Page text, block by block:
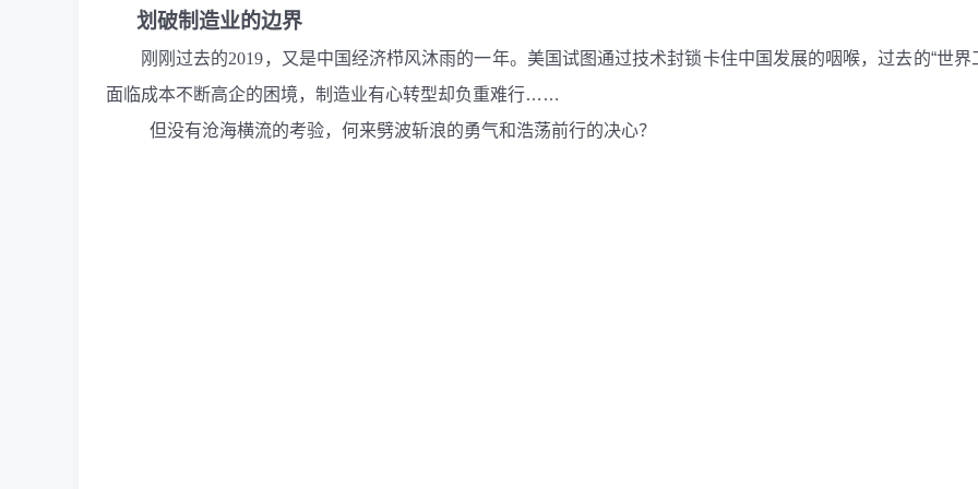
划破制造业的边界
刚刚过去的2019，又是中国经济栉风沐雨的一年。美国试图通过技术封锁卡住中国发展的咽喉，过去的“世界
面临成本不断高企的困境，制造业有心转型却负重难行……
但没有沧海横流的考验，何来劈波斩浪的勇气和浩荡前行的决心？